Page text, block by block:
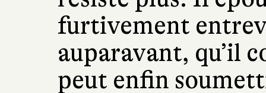
furtivement
auparavant, qu’il
peut enfin